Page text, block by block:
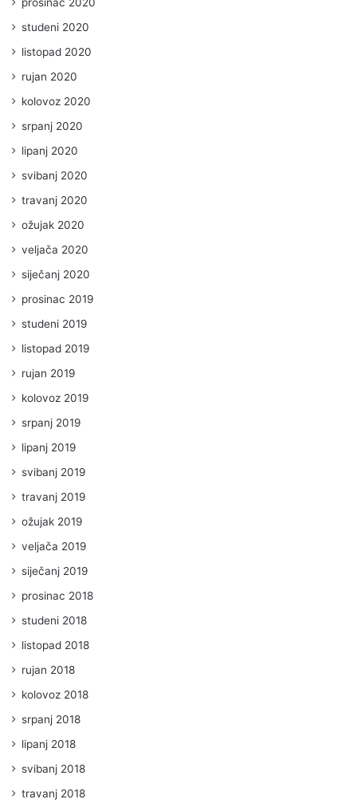
studeni 2020
listopad 2020
rujan 2020
kolovoz 2020
srpanj 2020
lipanj 2020
svibanj 2020
travanj 2020
ožujak 2020
veljača 2020
siječanj 2020
prosinac 2019
studeni 2019
listopad 2019
rujan 2019
kolovoz 2019
srpanj 2019
lipanj 2019
svibanj 2019
travanj 2019
ožujak 2019
veljača 2019
siječanj 2019
prosinac 2018
studeni 2018
listopad 2018
rujan 2018
kolovoz 2018
srpanj 2018
lipanj 2018
svibanj 2018
travanj 2018